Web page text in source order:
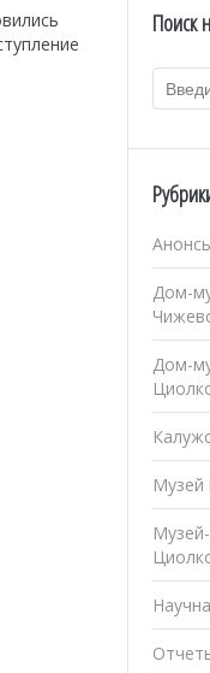
Поиск
Дом-
Дом-
Музей